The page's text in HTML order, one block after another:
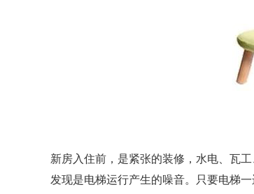
新房入住前，是紧张的装修，水电、瓦
发现是电梯运行产生的噪音。只要电梯